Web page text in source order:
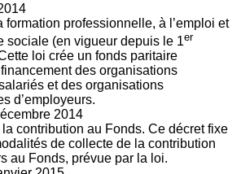
formation professionnelle, à l’emploi et
sociale (en vigueur depuis le 1er
loi crée un fonds paritaire
des organisations
et des organisations
d’employeurs.
2014
la contribution au Fonds. Ce décret fixe
de collecte de la contribution
au Fonds, prévue par la loi.